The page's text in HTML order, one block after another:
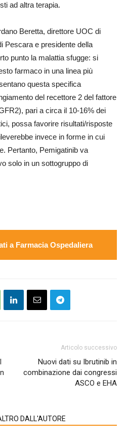
ad altra terapia.
Beretta, direttore UOC di
Pescara e presidente della
punto la malattia sfugge: si
farmaco in una linea più
questa specifica
del recettore 2 del fattore
pari a circa il 10-16% dei
possa favorire risultati/risposte
invece in forme in cui
Pertanto, Pemigatinib va
solo in un sottogruppo di
a Farmacia Ospedaliera
Articolo successivo
Nuovi dati su Ibrutinib in
combinazione dai congressi
ASCO e EHA
DALL'AUTORE